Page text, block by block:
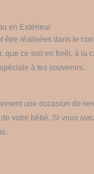
en Extérieur
être réalisées dans le
que ce soit en forêt, à
à tes souvenirs.
une occasion de
votre bébé. Si vous